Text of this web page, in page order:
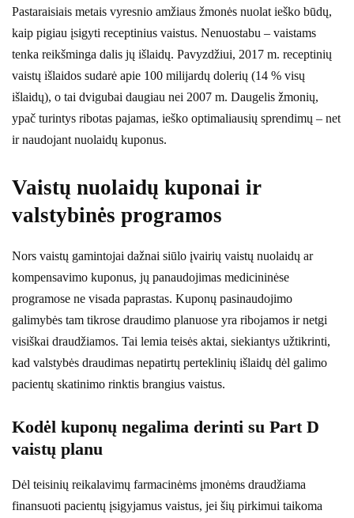
Pastaraisiais metais vyresnio amžiaus žmonės nuolat ieško būdų,
kaip pigiau įsigyti receptinius vaistus. Nenuostabu – vaistams
tenka reikšminga dalis jų išlaidų. Pavyzdžiui, 2017 m. receptinių
vaistų išlaidos sudarė apie 100 milijardų dolerių (14 % visų
išlaidų), o tai dvigubai daugiau nei 2007 m. Daugelis žmonių,
ypač turintys ribotas pajamas, ieško optimaliausių sprendimų – net
ir naudojant nuolaidų kuponus.
Vaistų nuolaidų kuponai ir
valstybinės programos
Nors vaistų gamintojai dažnai siūlo įvairių vaistų nuolaidų ar
kompensavimo kuponus, jų panaudojimas medicininėse
programose ne visada paprastas. Kuponų pasinaudojimo
galimybės tam tikrose draudimo planuose yra ribojamos ir netgi
visiškai draudžiamos. Tai lemia teisės aktai, siekiantys užtikrinti,
kad valstybės draudimas nepatirtų perteklinių išlaidų dėl galimo
pacientų skatinimo rinktis brangius vaistus.
Kodėl kuponų negalima derinti su Part D
vaistų planu
Dėl teisinių reikalavimų farmacinėms įmonėms draudžiama
finansuoti pacientų įsigyjamus vaistus, jei šių pirkimui taikoma